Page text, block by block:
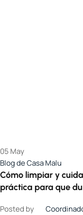
05 May
Blog de Casa Malu
Cómo limpiar y
práctica para que
Posted by